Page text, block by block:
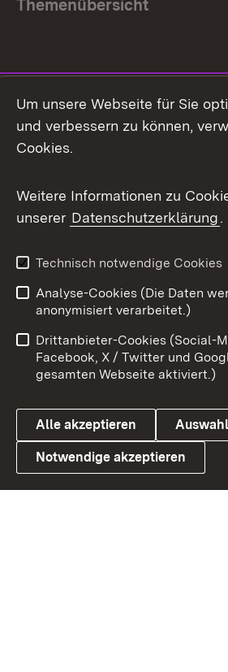
Themenübersicht
Facebook
X / Twitter
Youtube
Link zum Landesportal
Impressum
Kontakt
Barrierefreiheit
Cookies
Um unsere Webseite für Sie
und verbessern zu können,
Cookies.
Weitere Informationen zu
unserer Datenschutzerklärung.
Technisch notwendige Cookies
Analyse-Cookies (Die Daten
anonymisiert verarbeitet.)
Drittanbieter-Cookies (Social-
Facebook, X / Twitter und
gesamten Webseite aktiviert.)
Alle akzeptieren
Notwendige akzeptieren